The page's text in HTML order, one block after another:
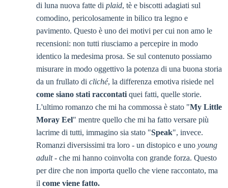
di luna nuova fatte di plaid, tè e biscotti adagiati sul
comodino, pericolosamente in bilico tra legno e
pavimento. Questo è uno dei motivi per cui non amo le
recensioni: non tutti riusciamo a percepire in modo
identico la medesima prosa. Se sul contenuto possiamo
misurare in modo oggettivo la potenza di una buona storia
da un frullato di cliché, la differenza emotiva risiede nel
come siano stati raccontati quei fatti, quelle storie.
L'ultimo romanzo che mi ha commossa è stato "My Little
Moray Eel" mentre quello che mi ha fatto versare più
lacrime di tutti, immagino sia stato "Speak", invece.
Romanzi diversissimi tra loro - un distopico e uno young
adult- che mi hanno coinvolta con grande forza. Questo
per dire che non importa quello che viene raccontato, ma
il come viene fatto.